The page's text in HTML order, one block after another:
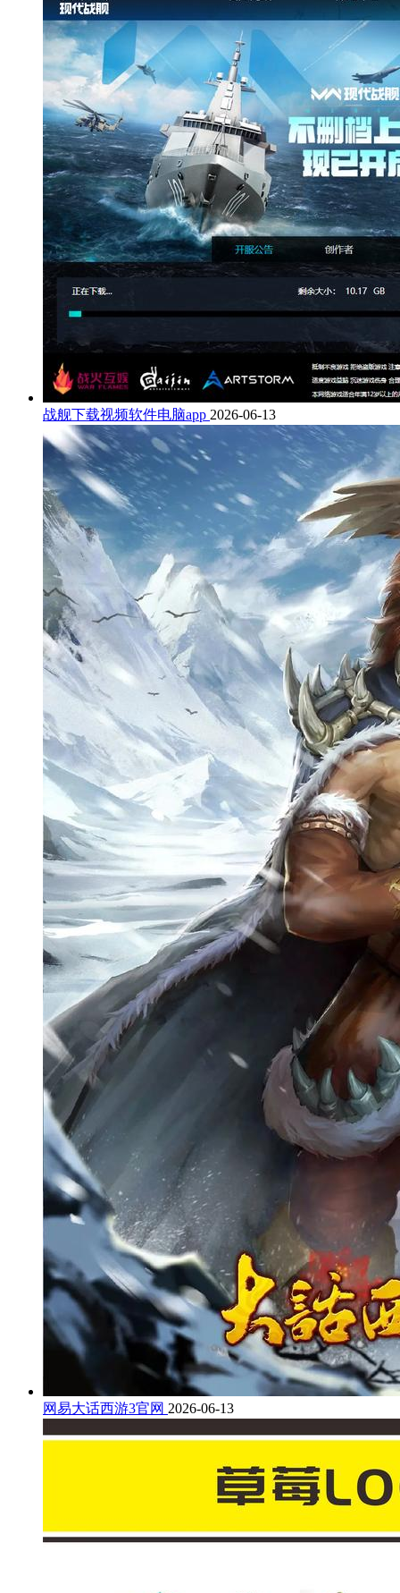
战舰下载视频软件电脑app 2026-06-13
网易大话西游3官网 2026-06-13